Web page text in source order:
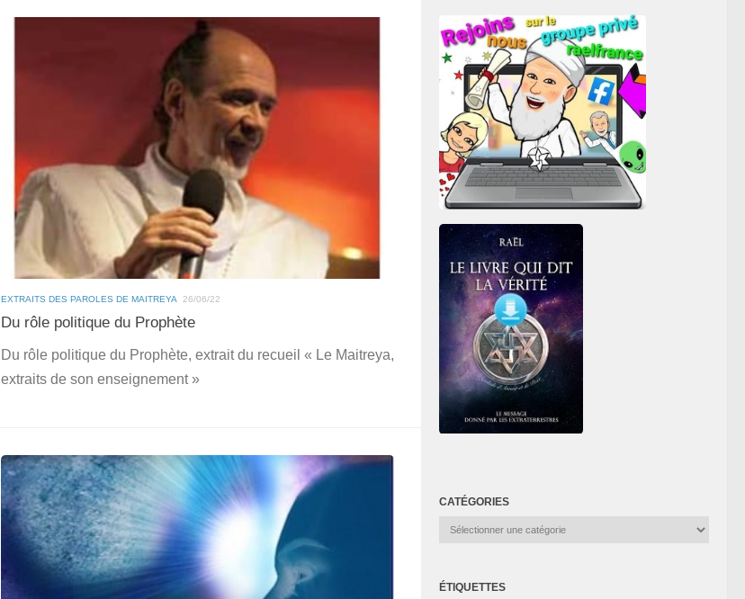
EXTRAITS DES PAROLES DE MAITREYA 26/06/22
Du rôle politique du Prophète
Du rôle politique du Prophète, extrait du recueil « Le Maitreya,
extraits de son enseignement »
CATÉGORIES
Catégories
ÉTIQUETTES